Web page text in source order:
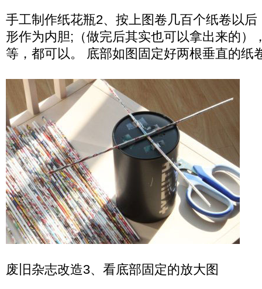
手工制作纸花瓶2、按上图卷几百个纸卷以
形作为内胆;（做完后其实也可以拿出来的）
等，都可以。 底部如图固定好两根垂直的纸
废旧杂志改造3、看底部固定的放大图